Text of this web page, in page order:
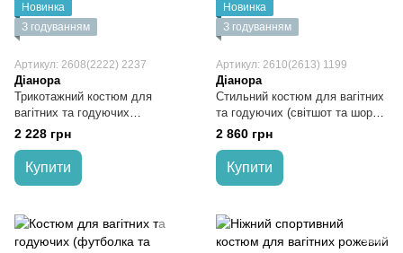
Новинка
З годуванням
Артикул: 2608(2222) 2237
Діанора
Трикотажний костюм для
вагітних та годуючих
(футболка та велосипедки)
блакитний
2 228 грн
Купити
Новинка
З годуванням
Артикул: 2610(2613) 1199
Діанора
Стильний костюм для вагітних
та годуючих (світшот та шорти)
рожевий трикотаж двонитка
2 860 грн
Купити